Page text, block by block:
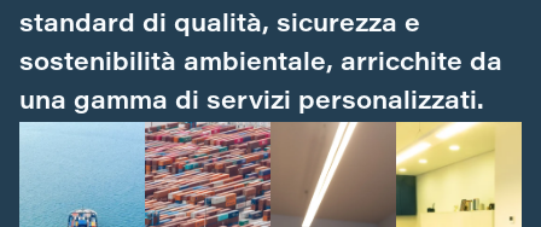
standard di qualità, sicurezza e
sostenibilità ambientale, arricchite da
una gamma di servizi personalizzati.